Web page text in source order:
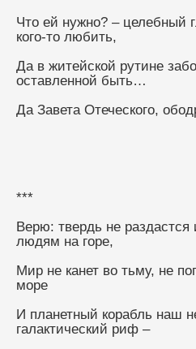
Что ей нужно? – целебный
кого-то любить,
Да в житейской рутине
оставленной быть…
Да Завета Отеческого,
***
Верю: твердь не
людям на горе,
Мир не канет во тьму, не
море
И планетный корабль наш
галактический риф –